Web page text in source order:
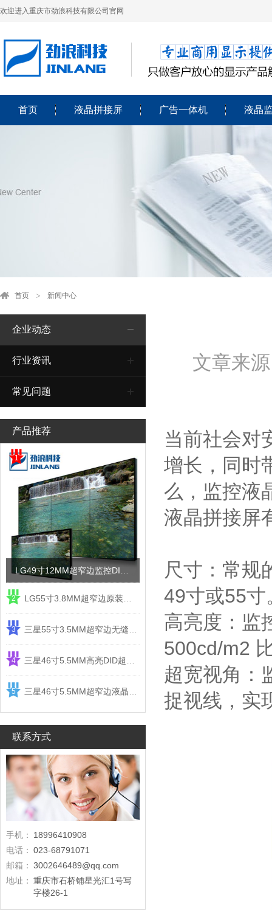
欢迎进入重庆市劲浪科技有限公司官网
首页 液晶拼接屏 广告一体机 液晶
首页 新闻中心
企业动态
行业资讯
常见问题
产品推荐
1
2
3
4
5
联系方式
手机：
18996410908
电话： 023-68791071
邮箱： 3002646489@qq.com
地址： 重庆市石桥铺星光汇1号写
字楼26-1
文章来
当前社会对
增长，同时
么，监控液
液晶拼接屏
尺寸：常规
49寸或55寸
高亮度：监
500cd/m2
超宽视角：
捉视线，实